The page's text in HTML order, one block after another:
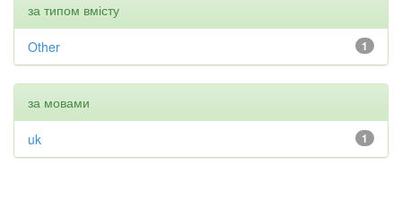
за типом вмісту
1
Other
за мовами
1
uk